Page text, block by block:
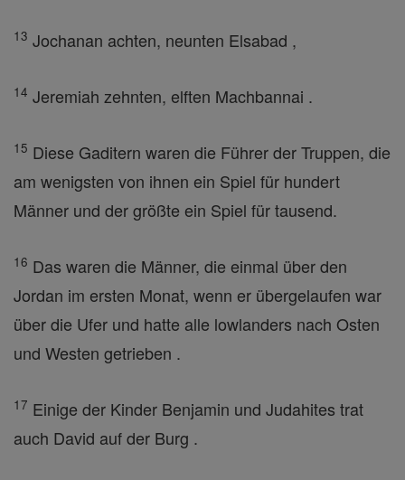
13 Jochanan achten, neunten Elsabad ,
14 Jeremiah zehnten, elften Machbannai .
15 Diese Gaditern waren die Führer der Truppen, die
am wenigsten von ihnen ein Spiel für hundert
Männer und der größte ein Spiel für tausend.
16 Das waren die Männer, die einmal über den
Jordan im ersten Monat, wenn er übergelaufen war
über die Ufer und hatte alle lowlanders nach Osten
und Westen getrieben .
17 Einige der Kinder Benjamin und Judahites trat
auch David auf der Burg .